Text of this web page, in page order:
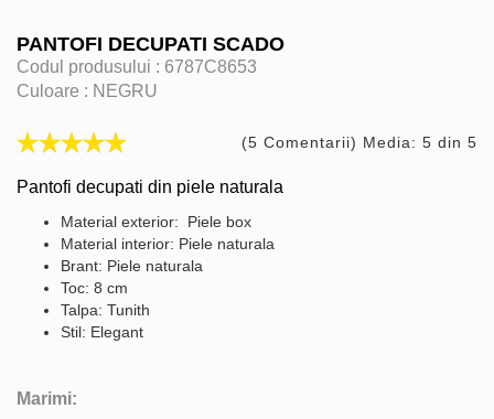
PANTOFI DECUPATI SCADO
Codul produsului : 6787C8653
Culoare : NEGRU
(5 Comentarii) Media: 5 din 5
Pantofi decupati din piele naturala
Material exterior: Piele box
Material interior: Piele naturala
Brant: Piele naturala
Toc: 8 cm
Talpa: Tunith
Stil: Elegant
Marimi: